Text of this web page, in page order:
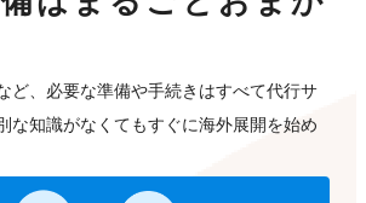
ど、必要な準備や手続きはすべて代行サ
な知識がなくてもすぐに海外展開を始め